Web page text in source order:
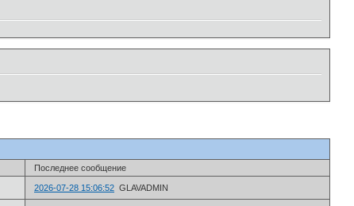
Последнее сообщение
2026-07-28 15:06:52 GLAVADMIN